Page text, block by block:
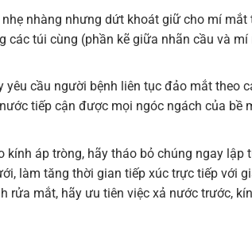
nhàng nhưng dứt khoát giữ cho mí mắt
túi cùng (phần kẽ giữa nhãn cầu và
cầu người bệnh liên tục đảo mắt theo
tiếp cận được mọi ngóc ngách của bề
áp tròng, hãy tháo bỏ chúng ngay lập
làm tăng thời gian tiếp xúc trực tiếp với
rửa mắt, hãy ưu tiên việc xả nước trước,